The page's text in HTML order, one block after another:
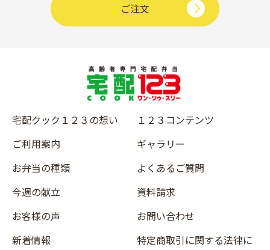
ご注文
宅配クック１２３の想い
ご利用案内
お弁当の種類
今週の献立
お客様の声
新着情報
１２３コンテンツ
ギャラリー
よくあるご質問
資料請求
お問い合わせ
特定商取引に関する法律に